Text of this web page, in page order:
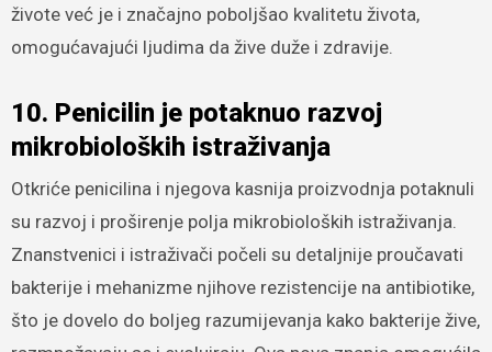
živote već je i značajno poboljšao kvalitetu života,
omogućavajući ljudima da žive duže i zdravije.
10. Penicilin je potaknuo razvoj
mikrobioloških istraživanja
Otkriće penicilina i njegova kasnija proizvodnja potaknuli
su razvoj i proširenje polja mikrobioloških istraživanja.
Znanstvenici i istraživači počeli su detaljnije proučavati
bakterije i mehanizme njihove rezistencije na antibiotike,
što je dovelo do boljeg razumijevanja kako bakterije žive,